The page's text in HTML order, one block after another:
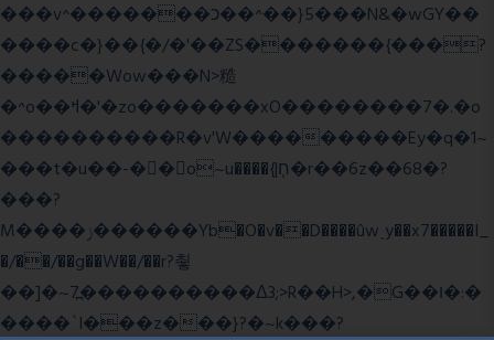
���v^�������כ��^��}5���N&�wGY��
����c�}��{�/�'��ZS�������{���?
�����Wow���N>糙
�^o��ߞ�'�zo�������xO��������7�.�o
����������R�v'W���������Ey�q�1~
���t�u��-�� o~u����{|ח֧�r��6z��68�?
���?
M����ݫ������Yb�O�v��D����ûw˯y��x7�����I_
�/��/��g��W��/��r?쵷
��]�~7߽����������Δ3;>R��H>,�G��ו�:�
���� `I���z���}?�~k���?